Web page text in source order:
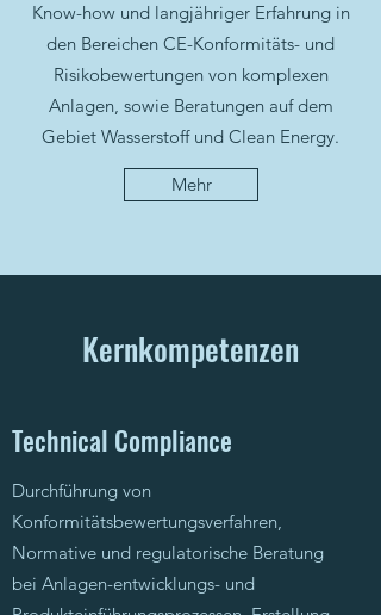
Know-how und langjähriger Erfahrung in
den Bereichen CE-Konformitäts- und
Risikobewertungen von komplexen
Anlagen, sowie Beratungen auf dem
Gebiet Wasserstoff und Clean Energy.
Mehr
Kernkompetenzen
Technical Compliance
Durchführung von
Konformitätsbewertungsverfahren,
Normative und regulatorische Beratung
bei Anlagen-entwicklungs- und